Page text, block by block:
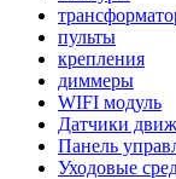
пульты
крепления
диммеры
WIFI модуль
Датчики
Панель
Уходовые